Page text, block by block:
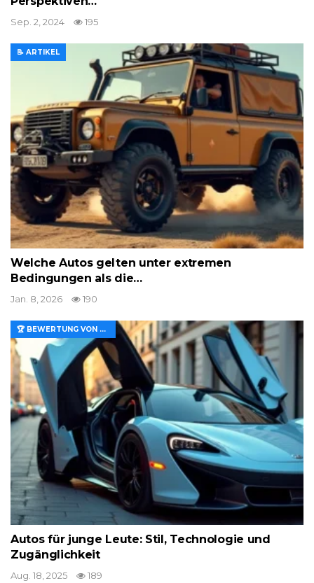
Sep. 2, 2024 195
📝 ARTIKEL
Welche Autos gelten unter extremen
Bedingungen als die…
Jan. 8, 2026 190
🏆 BEWERTUNG VON MERKMALEN UND WERT
Autos für junge Leute: Stil, Technologie und
Zugänglichkeit
Aug. 18, 2025 189